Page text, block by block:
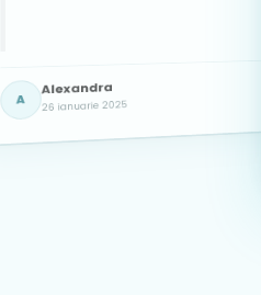
A
Alexandra
26 ianuarie 2025